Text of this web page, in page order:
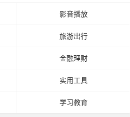
影音播放
旅游出行
金融理财
实用工具
学习教育